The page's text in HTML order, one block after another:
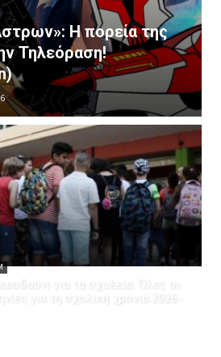
Η πορεία της
Τηλεόραση!
για τα σχολεία: Όλες οι
για τη σχολική χρονιά 2026-